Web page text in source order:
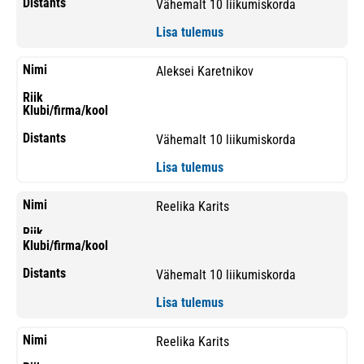
Vähemalt 10 liikumiskorda
Lisa tulemus
Aleksei Karetnikov
Vähemalt 10 liikumiskorda
Lisa tulemus
Reelika Karits
Vähemalt 10 liikumiskorda
Lisa tulemus
Reelika Karits